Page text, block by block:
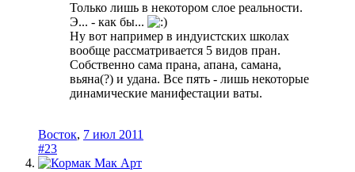
Только лишь в некотором слое реальности.
Э... - как бы...
Ну вот например в индуистских школах
вообще рассматривается 5 видов пран.
Собственно сама прана, апана, самана,
вьяна(?) и удана. Все пять - лишь некоторые
динамические манифестации ваты.
Восток, 7 июл 2011
#23